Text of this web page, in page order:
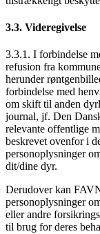
3.3. Videregivelse
3.3.1. I forbindelse
refusion fra
herunder
forbindelse med
om skift til anden
journal, jf. Den
relevante offentlige
beskrevet ovenfor i
personoplysninger
dit/dine dyr.
Derudover kan
personoplysninger
eller andre
til brug for deres